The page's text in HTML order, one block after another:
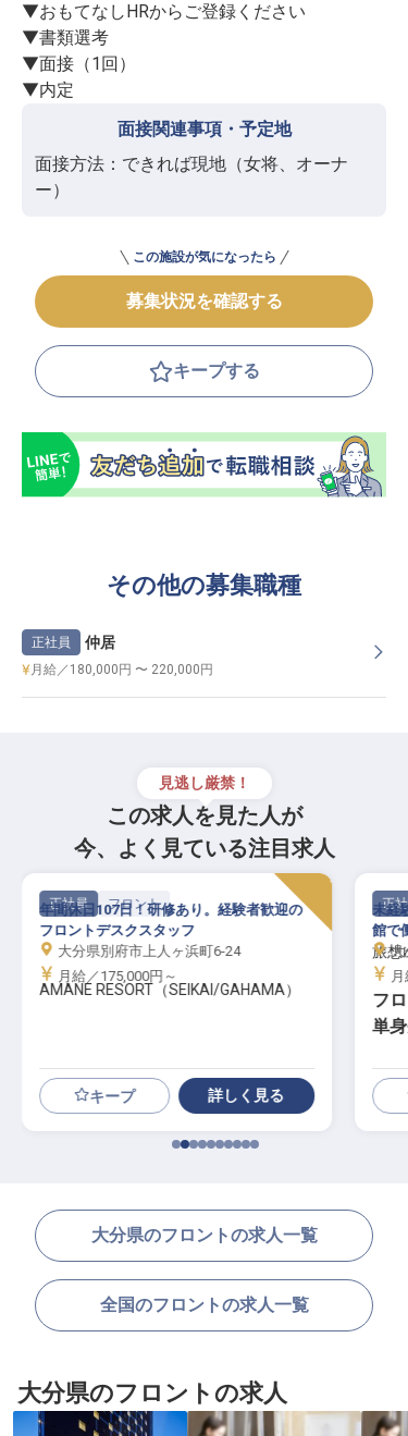
▼おもてなしHRからご登録ください
▼書類選考
▼面接（1回）
▼内定
面接関連事項・予定地
面接方法：できれば現地（女将、オーナ
ー）
この施設が気になったら
募集状況を確認する
キープする
その他の募集職種
正社員 仲居
月給／180,000円 〜 220,000円
見逃し厳禁！
この求人を見た人が
今、よく見ている注目求人
正社員 フロント
AMANE RESORT（SEIKAI/GAHAMA）
年間休日107日！研修あり。経験者歓迎の
フロントデスクスタッフ
大分県別府市上人ヶ浜町6-24
月給／175,000円～
キープ 詳しく見る
正社
旅想
フ
単
未経
館で
大
大分県のフロントの求人一覧
全国のフロントの求人一覧
大分県のフロントの求人